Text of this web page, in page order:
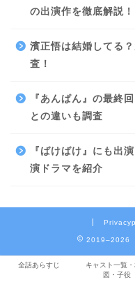
の出演作を徹底解説！
濱正悟は結婚してる
査！
『あんぱん』の最終
との違いも調査
『ばけばけ』にも出
演ドラマを紹介
2019–2026
全話あらすじ
キャスト一覧
図・子役